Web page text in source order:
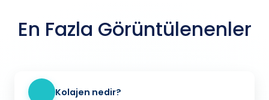
En Fazla Görüntülenenler
Kolajen nedir?